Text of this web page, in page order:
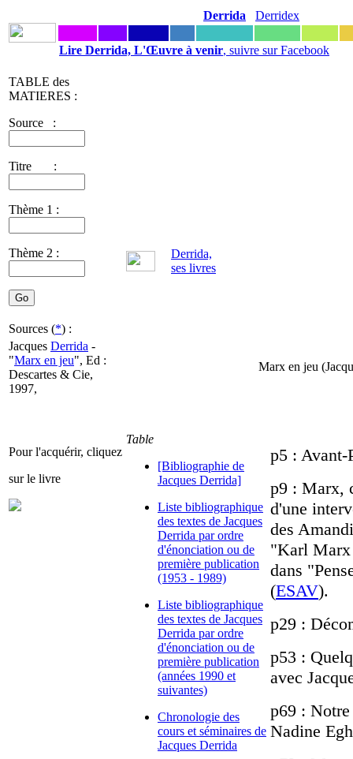
Derrida Derridex
Lire Derrida, L'Œuvre à venir, suivre sur Facebook
TABLE des
MATIERES :
Source :
Titre :
Thème 1 :
Thème 2 :
Derrida,
ses livres
Sources (*) :
Jacques Derrida -
"Marx en jeu", Ed :
Descartes & Cie,
1997,
Marx en jeu
Pour l'acquérir, cliquez
sur le livre
Table
[Bibliographie de
Jacques Derrida]
Liste bibliographique
des textes de Jacques
Derrida par ordre
d'énonciation ou de
première publication
(1953 - 1989)
Liste bibliographique
des textes de Jacques
Derrida par ordre
d'énonciation ou de
première publication
(années 1990 et
suivantes)
Chronologie des
cours et séminaires de
Jacques Derrida
p5 : Avant-
p9 : Marx,
d'une
des
"Karl Marx
dans
(ESAV).
p29 :
p53 :
avec
p69 : Notre
Nadine